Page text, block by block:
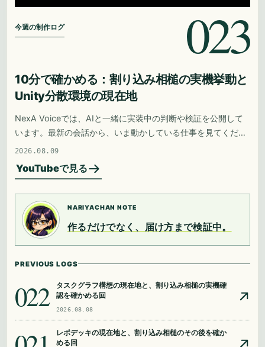
今週の制作ログ 023
10分で確かめる：割り込み相槌の実機挙動と
Unity分散環境の現在地
NexA Voiceでは、AIと一緒に実装中の判断や検証を公開して
います。最新の会話から、いま動かしている仕事を見てくださ
い。
2026.08.09
YouTubeで見る
NARIYACHAN NOTE
作るだけでなく、届け方まで検証中。
PREVIOUS LOGS
022
タスクグラフ構想の現在地と、割り込み相槌の実機確
認を確かめる回
2026.08.08
レポデッキの現在地と、割り込み相槌のその後を確か
める回